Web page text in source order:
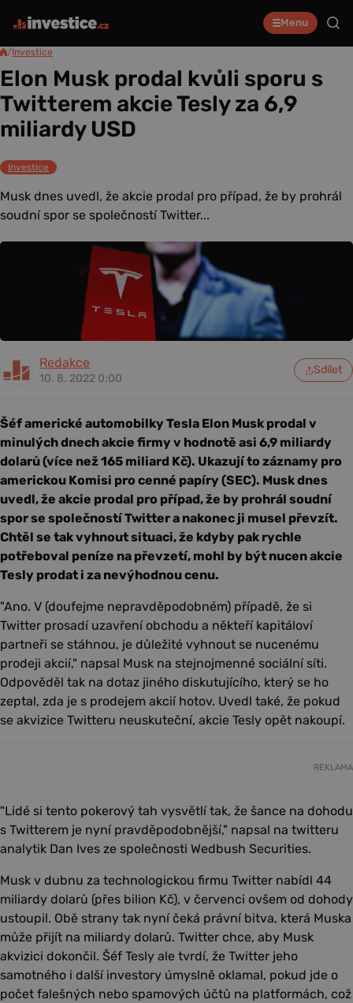
Menu
/Investice
Elon Musk prodal kvůli sporu s
Twitterem akcie Tesly za 6,9
miliardy USD
Investice
Musk dnes uvedl, že akcie prodal pro případ, že by prohrál
soudní spor se společností Twitter...
Redakce
10. 8. 2022 0:00
Sdílet
Šéf americké automobilky Tesla Elon Musk prodal v
minulých dnech akcie firmy v hodnotě asi 6,9 miliardy
dolarů (více než 165 miliard Kč). Ukazují to záznamy pro
americkou Komisi pro cenné papíry (SEC). Musk dnes
uvedl, že akcie prodal pro případ, že by prohrál soudní
spor se společností Twitter a nakonec ji musel převzít.
Chtěl se tak vyhnout situaci, že kdyby pak rychle
potřeboval peníze na převzetí, mohl by být nucen akcie
Tesly prodat i za nevýhodnou cenu.
"Ano. V (doufejme nepravděpodobném) případě, že si
Twitter prosadí uzavření obchodu a někteří kapitáloví
partneři se stáhnou, je důležité vyhnout se nucenému
prodeji akcií," napsal Musk na stejnojmenné sociální síti.
Odpověděl tak na dotaz jiného diskutujícího, který se ho
zeptal, zda je s prodejem akcií hotov. Uvedl také, že pokud
se akvizice Twitteru neuskuteční, akcie Tesly opět nakoupí.
REKLAMA
"Lidé si tento pokerový tah vysvětlí tak, že šance na dohodu
s Twitterem je nyní pravděpodobnější," napsal na twitteru
analytik Dan Ives ze společnosti Wedbush Securities.
Musk v dubnu za technologickou firmu Twitter nabídl 44
miliardy dolarů (přes bilion Kč), v červenci ovšem od dohody
ustoupil. Obě strany tak nyní čeká právní bitva, která Muska
může přijít na miliardy dolarů. Twitter chce, aby Musk
akvizici dokončil. Šéf Tesly ale tvrdí, že Twitter jeho
samotného i další investory úmyslně oklamal, pokud jde o
počet falešných nebo spamových účtů na platformách, což